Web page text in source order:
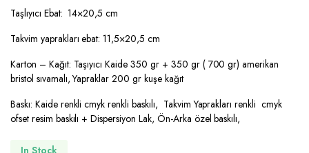
Taşlıyıcı Ebat: 14×20,5 cm
Takvim yaprakları ebat: 11,5×20,5 cm
Karton – Kağıt: Taşıyıcı Kaide 350 gr + 350 gr ( 700 gr) amerikan
bristol sıvamalı, Yapraklar 200 gr kuşe kağıt
Baskı: Kaide renkli cmyk renkli baskılı, Takvim Yaprakları renkli cmyk
ofset resim baskılı + Dispersiyon Lak, Ön-Arka özel baskılı,
In Stock